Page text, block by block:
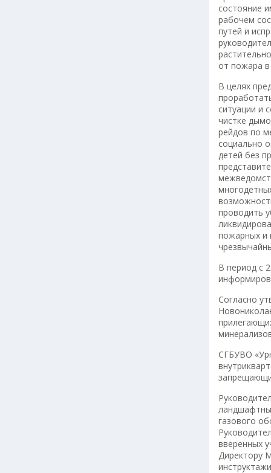
состояние
рабочем
путей и
от пожара в
В целях
ситуации и
чистке
рейдов по
социально
детей без
проводить
пожарных и
В период с
Согласно
СГБУВО
газового
вверенных
Директору